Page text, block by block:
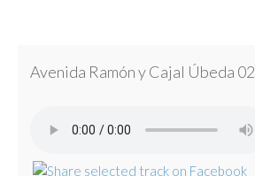
Avenida Ramón y Cajal Úbeda 02